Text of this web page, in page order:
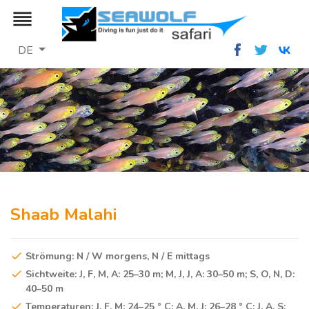
reorder
DE
Shaab Malahi
Strömung: N / W morgens, N / E mittags
Sichtweite: J, F, M, A: 25–30 m; M, J, J, A: 30–50 m; S, O, N, D:
40–50 m